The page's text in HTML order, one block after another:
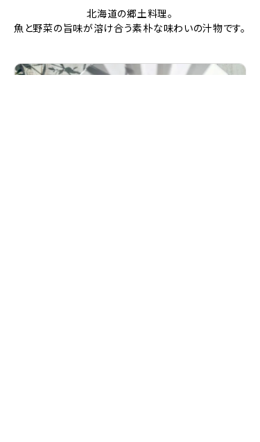
北海道の郷土料理。
魚と野菜の旨味が溶け合う素朴な味わいの汁物です。